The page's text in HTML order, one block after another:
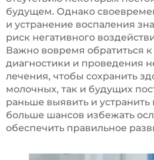
будущем. Однако
и устранение воспаления
риск негативного
Важно вовремя обратиться к
диагностики и проведения
лечения, чтобы сохранить
молочных, так и будущих
раньше выявить и устранить
больше шансов избежать
обеспечить правильное